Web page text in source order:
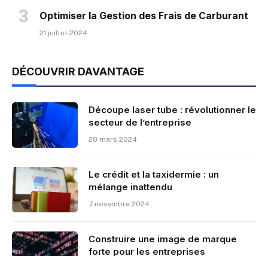
Optimiser la Gestion des Frais de Carburant
21 juillet 2024
DÉCOUVRIR DAVANTAGE
Découpe laser tube : révolutionner le
secteur de l’entreprise
28 mars 2024
Le crédit et la taxidermie : un
mélange inattendu
7 novembre 2024
Construire une image de marque
forte pour les entreprises